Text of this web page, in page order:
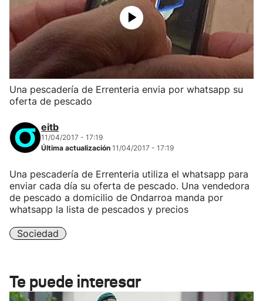
Una pescadería de Errenteria envia por whatsapp su
oferta de pescado
eitb
11/04/2017 - 17:19
Última actualización 11/04/2017 - 17:19
Una pescadería de Errenteria utiliza el whatsapp para
enviar cada día su oferta de pescado. Una vendedora
de pescado a domicilio de Ondarroa manda por
whatsapp la lista de pescados y precios
Sociedad
Te puede interesar